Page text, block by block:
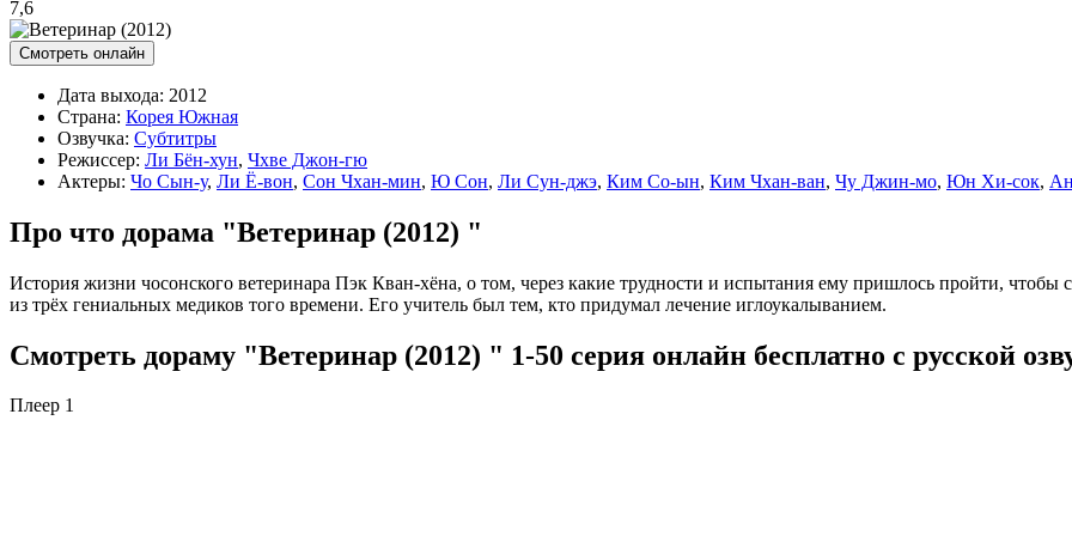
7,6
Смотреть онлайн
Дата выхода: 2012
Страна: Корея Южная
Озвучка: Субтитры
Режиссер: Ли Бён-хун, Чхве Джон-гю
Актеры: Чо Сын-у, Ли Ё-вон, Сон Чхан-мин, Ю Сон, Ли Сун-джэ, Ким Со-ын, Ким Чхан-ван, Чу Джин-мо, Юн Хи-сок,
Про что дорама "Ветеринар (2012) "
История жизни чосонского ветеринара Пэк Кван-хёна, о том, через какие трудности и испытания ему пришлось пройти,
из трёх гениальных медиков того времени. Его учитель был тем, кто придумал лечение иглоукалыванием.
Смотреть дораму "Ветеринар (2012) " 1-50 серия онлайн бесплатно с русской
Плеер 1